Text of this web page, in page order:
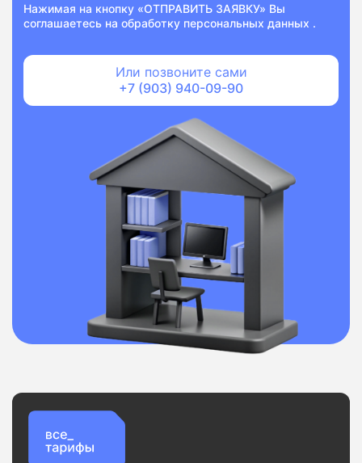
Нажимая на кнопку «ОТПРАВИТЬ ЗАЯВКУ» Вы
соглашаетесь на обработку персональных данных .
Или позвоните сами
+7 (903) 940-09-90